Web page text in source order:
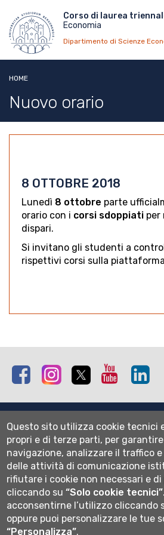
contenuto
principale
Menu
top
Corso di laurea
Economia
Dipartimento di Scienze
HOME
Nuovo orario
8 OTTOBRE 2018
Lunedì 8 ottobre parte
orario con i corsi sdoppiati per
dispari.
Si invitano gli studenti a
rispettivi corsi sulla
Facebook Instagram Twitter
Mappa del sito
Normativa cookie
Informativa privacy
Cookie settings
Wi-fi
Webmail
Questo sito utilizza cookie tecnici
propri e di terze parti, per
navigazione, analizzare il traffico
delle attività di comunicazione
rifiutare i cookie non necessari e
cliccando su“Solo cookie tecnici”.
acconsentirne l’utilizzo cliccando
oppure puoi personalizzare le tue
“Personalizza”.